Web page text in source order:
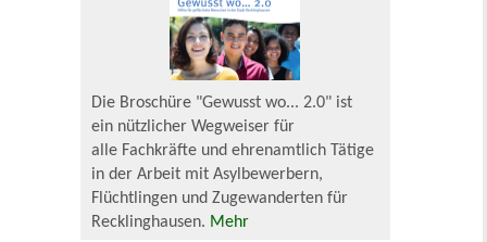
Die Broschüre "Gewusst wo... 2.0" ist
ein nützlicher Wegweiser für
alle Fachkräfte und ehrenamtlich Tätige
in der Arbeit mit Asylbewerbern,
Flüchtlingen und Zugewanderten für
Recklinghausen. Mehr